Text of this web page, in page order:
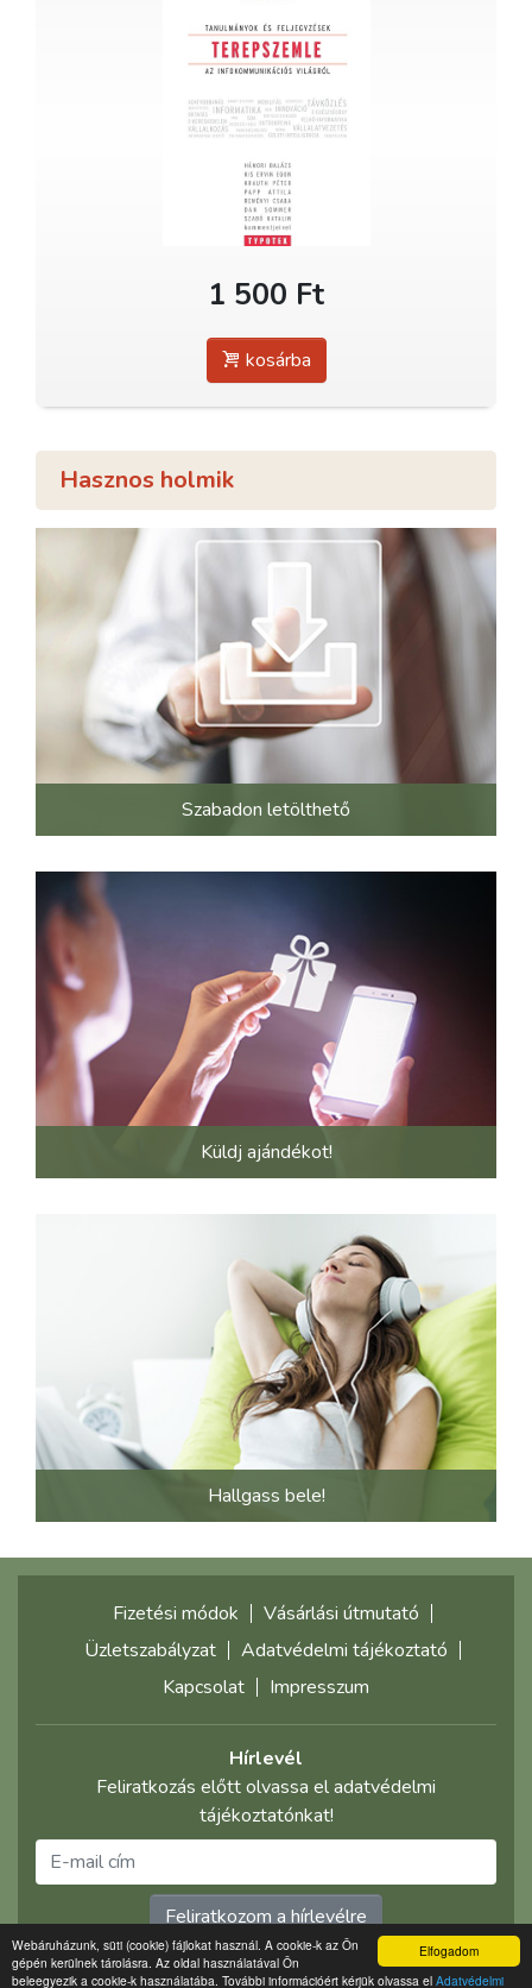
Elfogadom
Webáruházunk, süti (cookie) fájlokat használ. A cookie-k az Ön
gépén kerülnek tárolásra. Az oldal használatával Ön
beleegyezik a cookie-k használatába. További információért kérjük olvassa el Adatvédelmi
1 500 Ft
kosárba
Hasznos holmik
Szabadon letölthető
Küldj ajándékot!
Hallgass bele!
Fizetési módok
Vásárlási útmutató
Üzletszabályzat
Adatvédelmi tájékoztató
Kapcsolat
Impresszum
Hírlevél
Feliratkozás előtt olvassa el adatvédelmi
tájékoztatónkat!
Feliratkozom a hírlevélre
©2021 multimediaplaza.com